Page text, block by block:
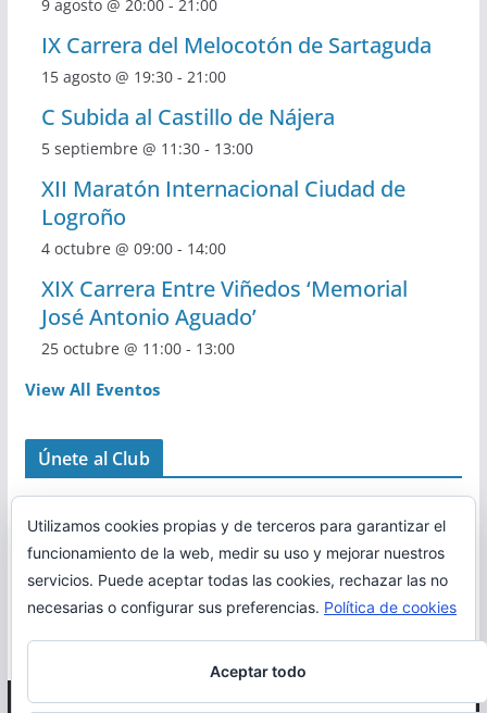
9 agosto @ 20:00- 21:00
IX Carrera del Melocotón de Sartaguda
15 agosto @ 19:30- 21:00
C Subida al Castillo de Nájera
5 septiembre @ 11:30- 13:00
XII Maratón Internacional Ciudad de
Logroño
4 octubre @ 09:00- 14:00
XIX Carrera Entre Viñedos ‘Memorial
José Antonio Aguado’
25 octubre @ 11:00- 13:00
View All Eventos
Únete al Club
Utilizamos cookies propias y de terceros para garantizar el
funcionamiento de la web, medir su uso y mejorar nuestros
servicios. Puede aceptar todas las cookies, rechazar las no
necesarias o configurar sus preferencias. Política de cookies
Aceptar todo